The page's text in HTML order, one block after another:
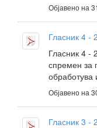
Објавено на
Гласник 4 -
спремен за
обработува
Објавено на